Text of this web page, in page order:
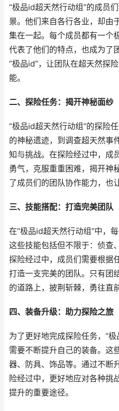
“极品id超天然行动组”的成员
景。他们来自各行各业，却由
集在一起。每个成员都有一个
代表了他们的特点，也成为了
“极品id”，让团队在超天然探
能。
二、探险任务：揭开神秘面纱
“极品id超天然行动组”的探险
的神秘遗迹，到调查超天然事
知与挑战。在探险经过中，成
勇气，克服重重困难，揭开神
了成员们的团队协作能力，也
三、技能搭配：打造完美团队
在“极品id超天然行动组”中，
这些技能包括但不限于：侦查
探险经过中，成员们需要根据
打造一支完美的团队。只有团
的道路上，披荆斩棘，勇往直前
四、装备升级：助力探险之旅
为了更好地完成探险任务，“
需要不断提升自己的装备。这
器、防具、饰品等。通过不断
险经过中，更好地应对各种挑
提升的重要途径。